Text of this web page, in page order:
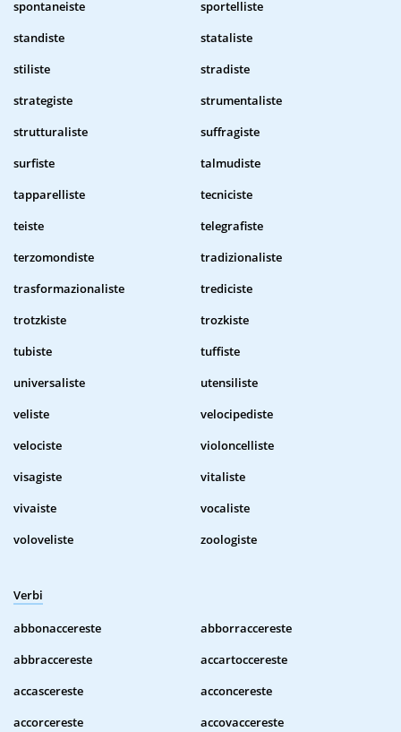
spontaneiste
sportelliste
standiste
stataliste
stiliste
stradiste
strategiste
strumentaliste
strutturaliste
suffragiste
surfiste
talmudiste
tapparelliste
tecniciste
teiste
telegrafiste
terzomondiste
tradizionaliste
trasformazionaliste
trediciste
trotzkiste
trozkiste
tubiste
tuffiste
universaliste
utensiliste
veliste
velocipediste
velociste
violoncelliste
visagiste
vitaliste
vivaiste
vocaliste
voloveliste
zoologiste
Verbi
abbonaccereste
abborraccereste
abbraccereste
accartoccereste
accascereste
acconcereste
accorcereste
accovaccereste